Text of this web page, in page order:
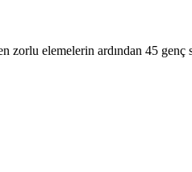
zorlu elemelerin ardından 45 genç